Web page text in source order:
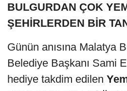
BULGURDAN ÇOK
ŞEHİRLERDEN BİR
Günün anısına Malatya
Belediye Başkanı Sami
hediye takdim edilen